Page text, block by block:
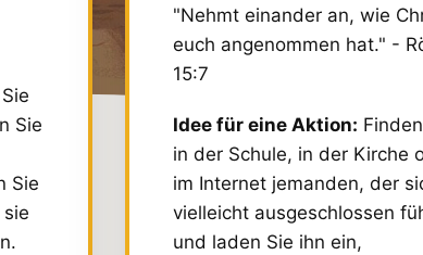
Sie
Sie
"Nehmt einander an, wie
euch angenommen hat." -
15:7
Idee für eine Aktion:
in der Schule, in der Kirche
im Internet jemanden, der
vielleicht ausgeschlossen
und laden Sie ihn ein,